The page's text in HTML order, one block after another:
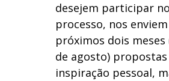
desejem participar no
processo, nos
próximos dois meses
de agosto) propostas
inspiração pessoal,